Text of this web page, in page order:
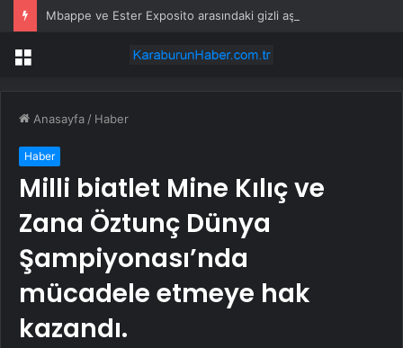
Menü
Anasayfa / Haber
Haber
Milli biatlet Mine Kılıç ve
Zana Öztunç Dünya
Şampiyonası’nda
mücadele etmeye hak
kazandı.